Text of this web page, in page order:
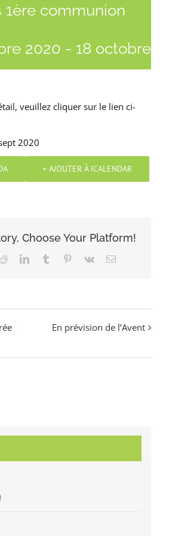
1ère communion
2020 - 18 octobre
veuillez cliquer sur le lien ci-
2020
+ AJOUTER À ICALENDAR
Choose Your Platform!
RedditLinkedInTumblr Pinterest
Vk Email
En prévision de l’Avent